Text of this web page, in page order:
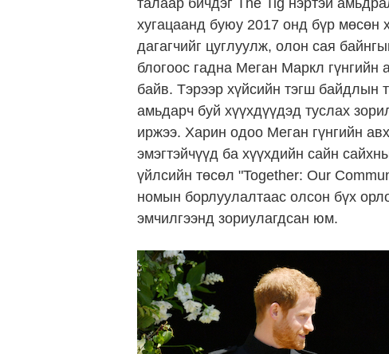
талаар бичдэг The Tig нэртэй
хугацаанд буюу 2017 онд бүр мөсөн
дагагчийг цуглуулж, олон сая
блогоос гадна Меган Маркл гүнгийн
байв. Тэрээр хүйсийн тэгш байдлын
амьдарч буй хүүхдүүдэд туслах
иржээ. Харин одоо Меган гүнгийн
эмэгтэйчүүд ба хүүхдийн сайн
үйлсийн төсөл "Together: Our
номын борлуулалтаас олсон бүх
эмчилгээнд зориулагдсан юм.